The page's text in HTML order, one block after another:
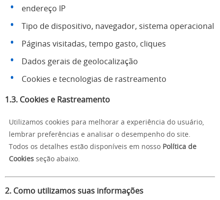
endereço IP
Tipo de dispositivo, navegador, sistema operacional
Páginas visitadas, tempo gasto, cliques
Dados gerais de geolocalização
Cookies e tecnologias de rastreamento
1.3. Cookies e Rastreamento
Utilizamos cookies para melhorar a experiência do usuário,
lembrar preferências e analisar o desempenho do site.
Todos os detalhes estão disponíveis em nosso Política de
Cookies seção abaixo.
2. Como utilizamos suas informações